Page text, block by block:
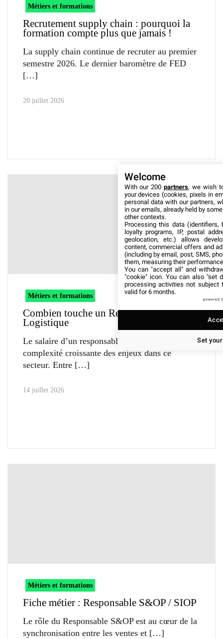
Métiers et formations
Recrutement supply chain : pourquoi la
formation compte plus que jamais !
La supply chain continue de recruter au premier
semestre 2026. Le dernier baromètre de FED
20 juillet 2026
Métiers et formations
Combien touche un Responsable
Logistique
Le salaire d’un responsable logistique reflète la
complexité croissante des enjeux dans ce
secteur. Entre
14 juillet 2026
Métiers et formations
Fiche métier : Responsable S&OP / SIOP
Le rôle du Responsable S&OP est au cœur de la
synchronisation entre les ventes et
Welcome
With our 200partners, we wish
your devices (cookies, pixels in
personal data with our partners,
in our emails, already held by
other contexts.
Processing this data (identifiers,
loyalty programs, IP, postal
geolocation, etc.) allows
content, commercial offers and
(including by email, post, SMS,
them, measuring their
You can "accept all" and
"cookie" icon. You can also "set
processing activities not subject
valid for 6 months.
powered
Set